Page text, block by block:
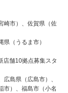
市）、佐賀県（佐
（うるま市）
店舗10拠点募集スタ
島県（広島市）、
市）、福島市（小名